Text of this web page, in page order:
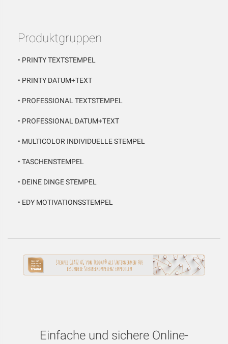
Produktgruppen
• PRINTY TEXTSTEMPEL
• PRINTY DATUM+TEXT
• PROFESSIONAL TEXTSTEMPEL
• PROFESSIONAL DATUM+TEXT
• MULTICOLOR INDIVIDUELLE STEMPEL
• TASCHENSTEMPEL
• DEINE DINGE STEMPEL
• EDY MOTIVATIONSSTEMPEL
Einfache und sichere Online-